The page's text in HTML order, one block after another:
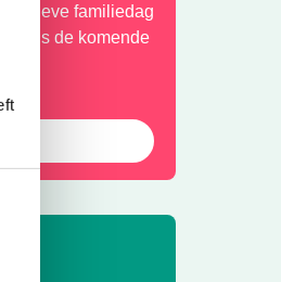
familiedag
is de komende